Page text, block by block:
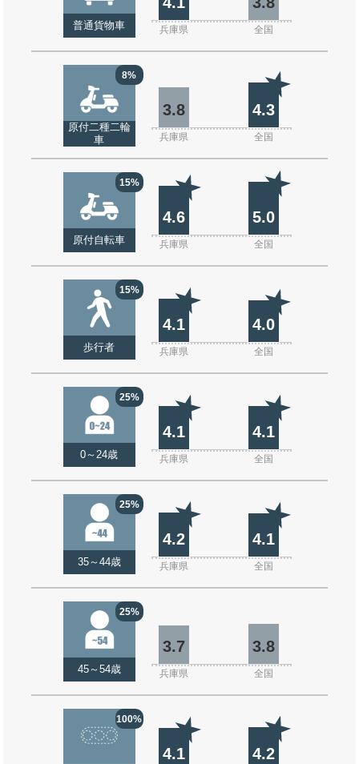
普通貨物車 兵庫県 全国
8%
原付二種二輪
車
3.8 4.3
兵庫県 全国
15%
原付自転車
4.6 5.0
兵庫県 全国
15%
歩行者
4.1 4.0
兵庫県 全国
25%
0～24歳
4.1 4.1
兵庫県 全国
25%
35～44歳
4.2 4.1
兵庫県 全国
25%
45～54歳
3.7 3.8
兵庫県 全国
100%
4.1 4.2